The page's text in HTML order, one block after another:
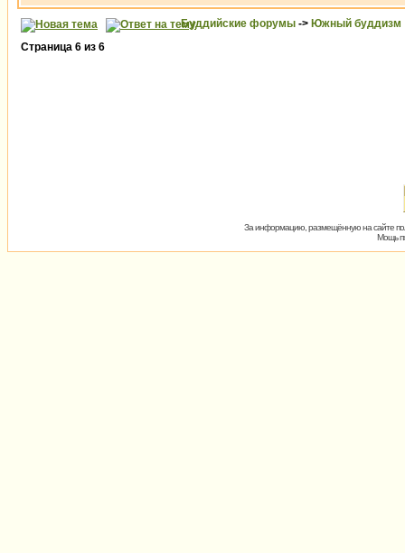
Буддийские форумы -> Южный буддизм
Страница 6 из 6
За информацию, размещённую на сайте
Мощь